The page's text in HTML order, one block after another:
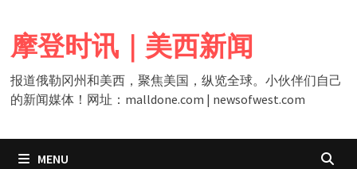
content
摩登时讯｜美西新闻
报道俄勒冈州和美西，聚焦美国，纵览全球。小伙伴们自己
的新闻媒体！网址：malldone.com | newsofwest.com
MENU